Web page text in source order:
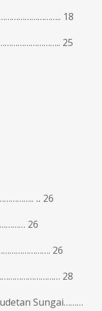
18
25
.. 26
26
26
28
Sungai………